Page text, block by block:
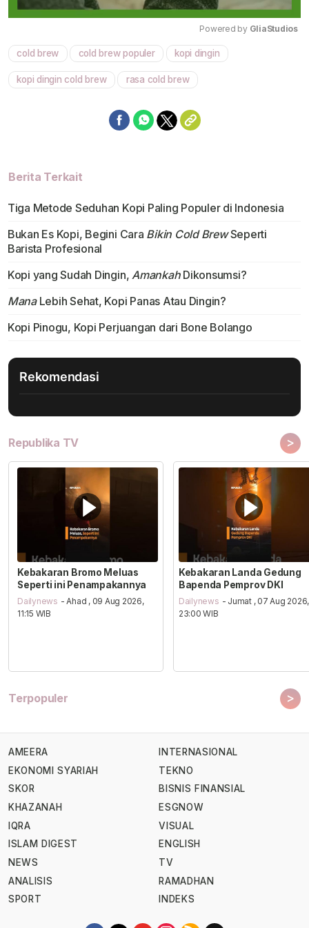
Powered by GliaStudios
cold brew cold brew populer kopi dingin
kopi dingin cold brew rasa cold brew
Berita Terkait
Tiga Metode Seduhan Kopi Paling Populer di Indonesia
Bukan Es Kopi, Begini Cara Bikin Cold BrewSeperti
Barista Profesional
Kopi yang Sudah Dingin,AmankahDikonsumsi?
ManaLebih Sehat, Kopi Panas Atau Dingin?
Kopi Pinogu, Kopi Perjuangan dari Bone Bolango
Rekomendasi
Republika TV >
Kebakaran Bromo Meluas
Seperti ini Penampakannya
Dailynews - Ahad , 09 Aug 2026,
11:15 WIB
Kebakaran Landa Gedung
Bapenda Pemprov DKI
Dailynews - Jumat , 07 Aug 2026,
23:00 WIB
Terpopuler >
AMEERA
EKONOMI SYARIAH
SKOR
KHAZANAH
IQRA
ISLAM DIGEST
NEWS
ANALISIS
SPORT
INTERNASIONAL
TEKNO
BISNIS FINANSIAL
ESGNOW
VISUAL
ENGLISH
TV
RAMADHAN
INDEKS